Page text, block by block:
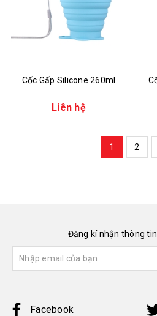
Cốc Gấp Silicone 260ml
Liên hệ
Cốc
1 2
Đăng kí nhận thông
Facebook